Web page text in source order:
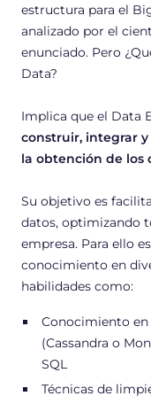
estructura para el
analizado por el
enunciado. Pero
Data?
Implica que el Data
construir, integrar
la obtención de los
Su objetivo es
datos, optimizando
empresa. Para ello
conocimiento en
habilidades como:
Conocimiento en
(Cassandra o
SQL
Técnicas de